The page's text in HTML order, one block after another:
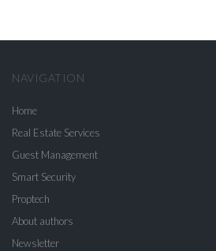
NAVIGATION
Home
Real Estate Services
Guest Management
Smart Security
Proptech
About authors
Newsletter